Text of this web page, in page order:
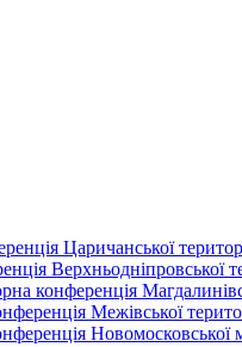
Царичанської
Верхньодніпровської
конференція
Межівської
Новомосковської